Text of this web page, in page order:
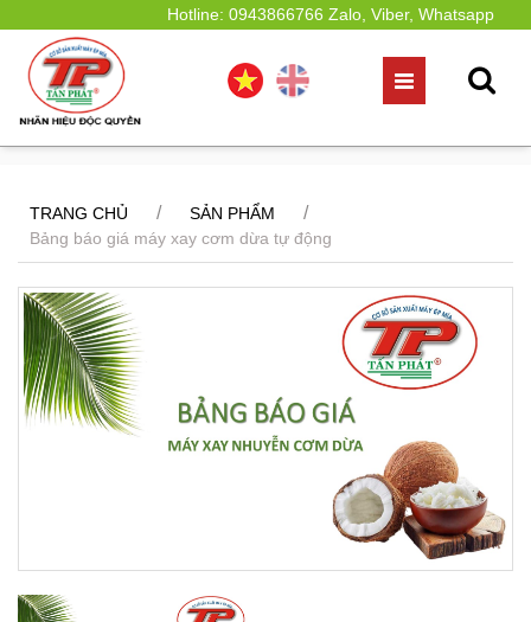
Hotline: 0943866766 Zalo, Viber, Whatsapp
TRANG CHỦ / SẢN PHẨM /
Bảng báo giá máy xay cơm dừa tự động